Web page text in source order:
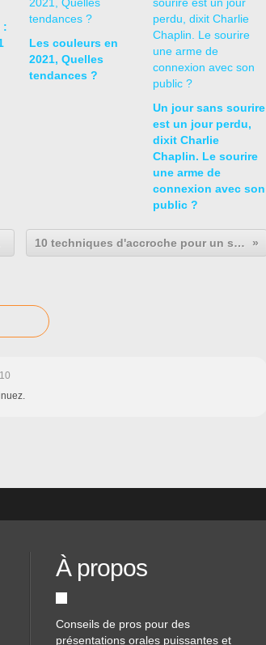
:
Les couleurs en
2021, Quelles
tendances ?
Un jour sans sourire
est un jour perdu,
dixit Charlie
Chaplin. Le sourire
une arme de
connexion avec son
public ?
10 techniques d'accroche pour un storytelling percutant ! (Volet 2)
À propos
Conseils de pros pour des
présentations orales puissantes et